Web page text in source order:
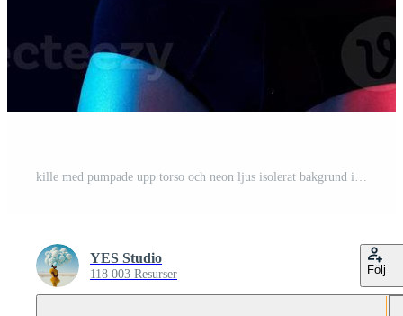
YES Studio
118 003 Resurser Följ